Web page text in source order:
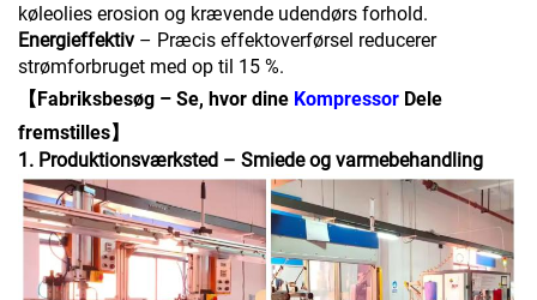
køleolies erosion og krævende udendørs forhold.
Energieffektiv – Præcis effektoverførsel reducerer
strømforbruget med op til 15 %.
【Fabriksbesøg – Se, hvor dine Kompressor Dele
fremstilles】
1. Produktionsværksted – Smiede og varmebehandling